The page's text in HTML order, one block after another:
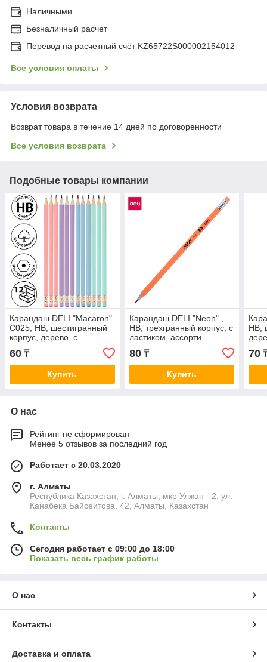
Наличными
Безналичный расчет
Перевод на расчетный счёт KZ65722S000002154012
Все условия оплаты
Условия возврата
Возврат товара в течение 14 дней по договоренности
Все условия возврата
Подобные товары компании
Карандаш DELI "Macaron"
С025, НВ, шестигранный
корпус, дерево, с
ластиком, ассорти
60 ₸
Купить
Карандаш DELI "Neon" ,
HВ, трехгранный корпус, с
ластиком, ассорти
80₸
Купить
НВ,
70
О нас
Рейтинг не сформирован
Менее 5 отзывов за последний год
Работает с 20.03.2020
г. Алматы
Республика Казахстан, г. Алматы, мкр Улжан - 2, ул.
Канабека Байсеитова, 42, Алматы, Казахстан
Контакты
Сегодня работает с 09:00 до 18:00
Показать весь график работы
О нас
Контакты
Доставка и оплата